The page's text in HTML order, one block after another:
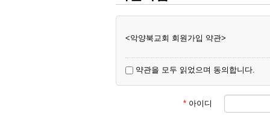
<악양북교회 회원가입 약관>
약관을 모두 읽었으며 동의합니다.
* 아이디